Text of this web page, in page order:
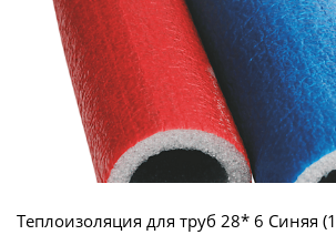
Теплоизоляция для труб 28* 6 Синяя